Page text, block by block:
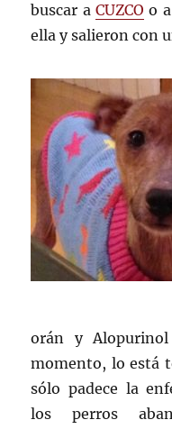
buscar aCUZCO o
ella y salieron con
orán y
momento, lo está
sólo padece la
los perros